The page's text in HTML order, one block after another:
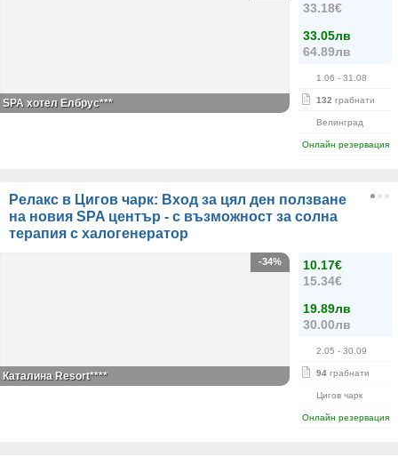
33.18€
33.05лв
64.89лв
1.06 - 31.08
132 грабнати
Велинград
Онлайн резервация
SPA хотел Елбрус***
Релакс в Цигов чарк: Вход за цял ден ползване
на новия SPA център - с възможност за солна
терапия с халогенератор
10.17€
15.34€
19.89лв
30.00лв
2.05 - 30.09
94 грабнати
Цигов чарк
Онлайн резервация
-34%
Каталина Resort****